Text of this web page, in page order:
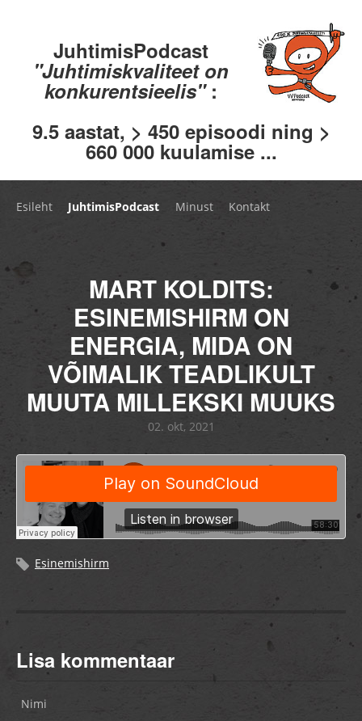
JuhtimisPodcast
"Juhtimiskvaliteet on
konkurentsieelis" :
9.5 aastat, > 450 episoodi ning >
660 000 kuulamise ...
Esileht JuhtimisPodcast Minust Kontakt
MART KOLDITS:
ESINEMISHIRM ON
ENERGIA, MIDA ON
VÕIMALIK TEADLIKULT
MUUTA MILLEKSKI MUUKS
02. okt, 2021
Esinemishirm
Lisa kommentaar
Nimi